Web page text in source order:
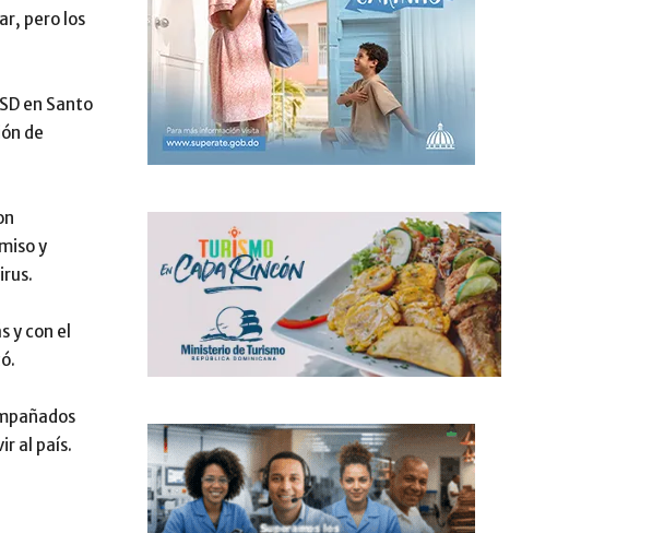
pero los
en Santo
de
y
y con el
al país.